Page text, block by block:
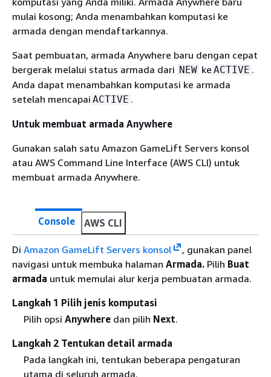
mulai kosong; Anda menambahkan komputasi ke
armada dengan mendaftarkannya.
Saat pembuatan, armada Anywhere baru dengan cepat
bergerak melalui status armada dari NEW ke ACTIVE .
Anda dapat menambahkan komputasi ke armada
setelah mencapai ACTIVE .
Untuk membuat armada Anywhere
Gunakan salah satu Amazon GameLift Servers konsol
atau AWS Command Line Interface (AWS CLI) untuk
membuat armada Anywhere.
Console AWS CLI
Di Amazon GameLift Servers konsol
, gunakan panel
navigasi untuk membuka halaman Armada. Pilih Buat
armada untuk memulai alur kerja pembuatan armada.
Langkah 1 Pilih jenis komputasi
Pilih opsi Anywheredan pilih Next.
Langkah 2 Tentukan detail armada
Pada langkah ini, tentukan beberapa pengaturan
utama di seluruh armada.